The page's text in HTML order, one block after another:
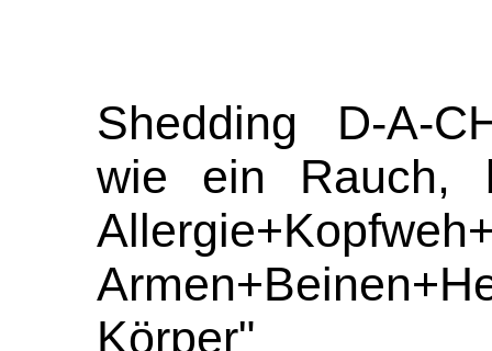
Shedding D-A-
wie ein Rauch,
Körper"